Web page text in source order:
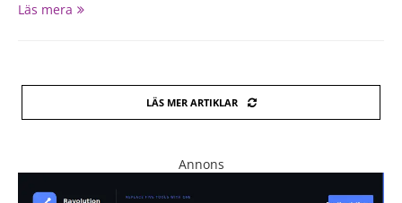
Läs mera
LÄS MER ARTIKLAR
Annons